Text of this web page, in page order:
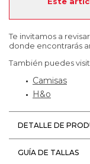
Te invitamos a
donde encontrarás
También puedes
Camisas
H&o
DETALLE DE
GUÍA DE TALLAS